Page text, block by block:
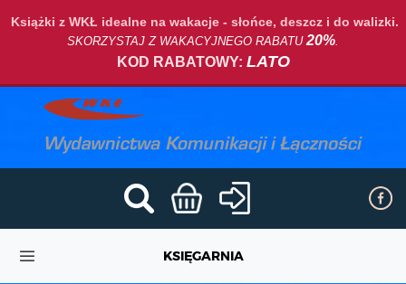
Książki z WKŁ idealne na wakacje - słońce, deszcz i do walizki.
SKORZYSTAJ Z WAKACYJNEGO RABATU20%.
KOD RABATOWY: LATO
KSIĘGARNIA